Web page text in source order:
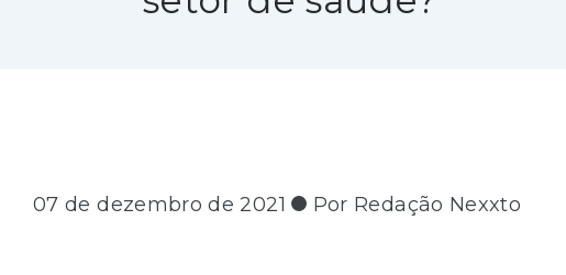
07 de dezembro de 2021 Por Redação Nexxto